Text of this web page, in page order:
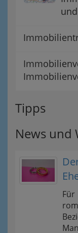
Tipps
News und